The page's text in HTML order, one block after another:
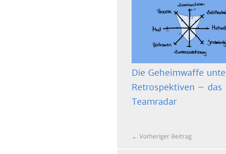
Die Geheimwaffe
Retrospektiven – das
Teamradar
← Vorheriger Beitrag